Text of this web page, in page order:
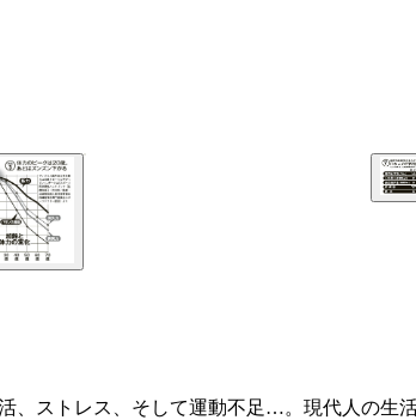
ストレス、そして運動不足…。現代人の生